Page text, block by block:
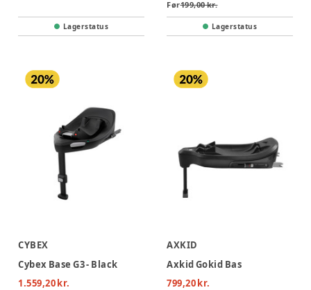
Lagerstatus
Før199,00 kr.
Lagerstatus
CYBEX
Cybex Base G3 - Black
1.559,20 kr.
AXKID
Axkid Gokid Bas
799,20 kr.